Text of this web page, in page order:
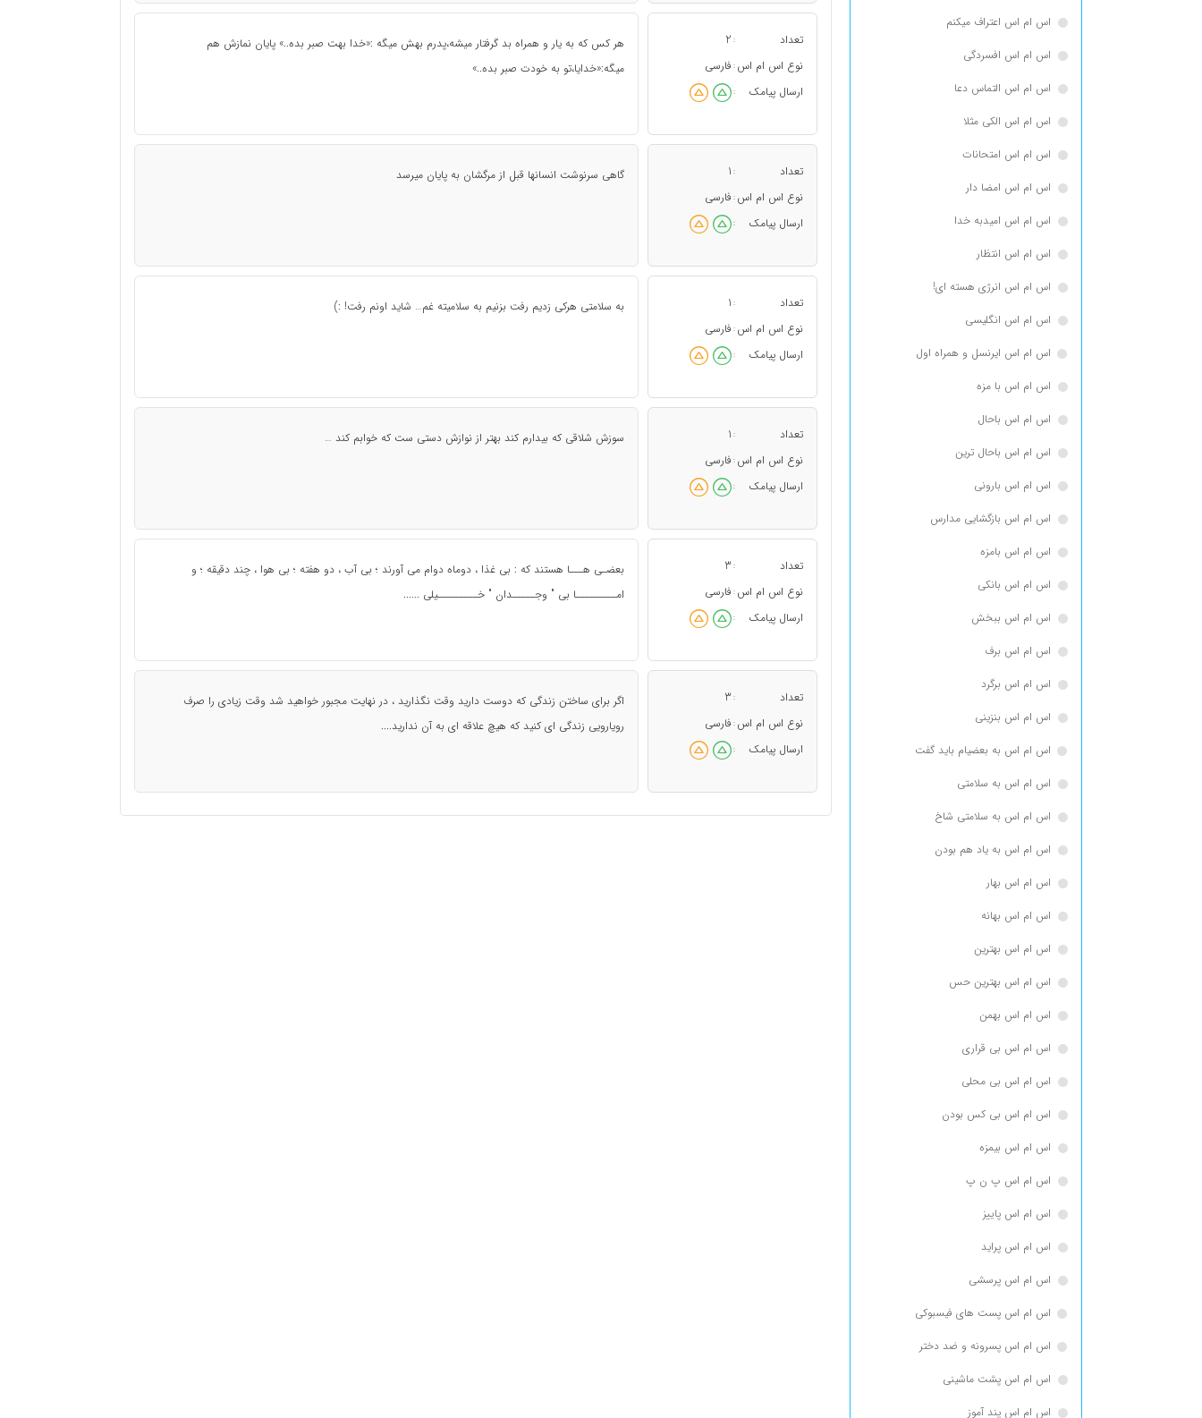
اس ام اس اعتراف میکنم
اس ام اس افسردگی
اس ام اس التماس دعا
اس ام اس الکی مثلا
اس ام اس امتحانات
اس ام اس امضا دار
اس ام اس امیدبه خدا
اس ام اس انتظار
اس ام اس انرژی هسته ای!
اس ام اس انگلیسی
اس ام اس ایرنسل و همراه اول
اس ام اس با مزه
اس ام اس باحال
اس ام اس باحال ترین
اس ام اس بارونی
اس ام اس بازگشایی مدارس
اس ام اس بامزه
اس ام اس بانکی
اس ام اس ببخش
اس ام اس برف
اس ام اس برگرد
اس ام اس بنزینی
اس ام اس به بعضیام باید گفت
اس ام اس به سلامتی
اس ام اس به سلامتی شاخ
اس ام اس به یاد هم بودن
اس ام اس بهار
اس ام اس بهانه
اس ام اس بهترین
اس ام اس بهترین حس
اس ام اس بهمن
اس ام اس بی قراری
اس ام اس بی محلی
اس ام اس بی کس بودن
اس ام اس بیمزه
اس ام اس پ ن پ
اس ام اس پاییز
اس ام اس پراید
اس ام اس پرسشی
اس ام اس پست های فیسبوکی
اس ام اس پسرونه و ضد دختر
اس ام اس پشت ماشینی
اس ام اس پند آموز
تعداد :
2
نوع اس ام اس : فارسی
ارسال پیامک
:
هر کس که به یار و همراه بد گرفتار میشه،پدرم بهش میگه :«خدا بهت صبر بده..» پایان نمازش هم
میگه:«خدایا،تو به خودت صبر بده..»
تعداد :
1
نوع اس ام اس : فارسی
ارسال پیامک
:
گاهی سرنوشت انسانها قبل از مرگشان به پایان میرسد
تعداد :
1
نوع اس ام اس : فارسی
ارسال پیامک
:
به سلامتی هرکی زدیم رفت بزنیم به سلامیته غم… شاید اونم رفت! :)
تعداد :
1
نوع اس ام اس : فارسی
ارسال پیامک
:
سوزش شلاقی که بیدارم کند بهتر از نوازش دستی ست که خوابم کند …
تعداد :
3
نوع اس ام اس : فارسی
ارسال پیامک
:
بعضـی هـــا هستند که : بی غذا ، دوماه دوام می آورند ؛ بی آب ، دو هفته ؛ بی هوا ، چند دقیقه ؛ و
امـــــــــا بی " وجـــــدان " خـــــــــیلی ......
تعداد :
3
نوع اس ام اس : فارسی
ارسال پیامک
:
اگر برای ساختن زندگی که دوست دارید وقت نگذارید ، در نهایت مجبور خواهید شد وقت زیادی را صرف
رویارویی زندگی ای کنید که هیچ علاقه ای به آن ندارید....